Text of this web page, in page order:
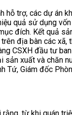
hỗ trợ, các dự án
quả sử dụng
đích. Kết quả
địa bàn các xã,
CSXH đầu tư
sản xuất và chăn
Tứ, Giám đốc